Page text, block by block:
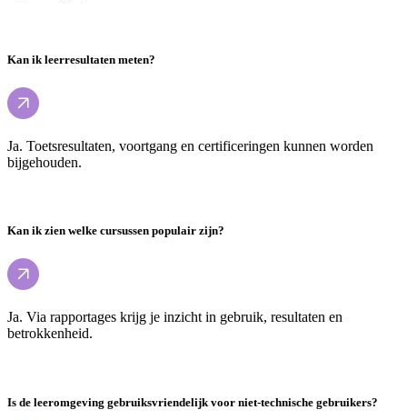
Kan ik leerresultaten meten?
Ja. Toetsresultaten, voortgang en certificeringen kunnen worden
bijgehouden.
Kan ik zien welke cursussen populair zijn?
Ja. Via rapportages krijg je inzicht in gebruik, resultaten en
betrokkenheid.
Is de leeromgeving gebruiksvriendelijk voor niet-technische gebruikers?